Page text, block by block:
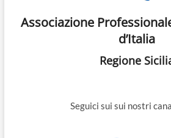
Associazione
d’Italia
Regione
Seguici sui sui nostri